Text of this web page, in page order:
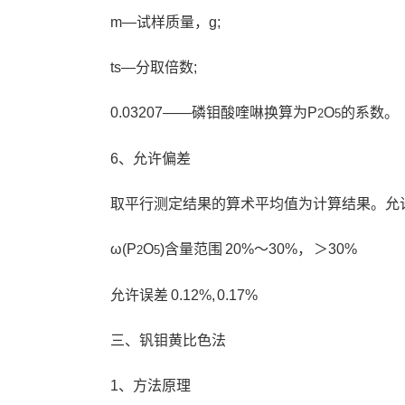
m—试样质量，g;
ts—分取倍数;
0.03207——磷钼酸喹啉换算为P2O5的系数。
6、允许偏差
取平行测定结果的算术平均值为计算结果。允
ω(P2O5)含量范围 20%～30%， ＞30%
允许误差 0.12%, 0.17%
三、钒钼黄比色法
1、方法原理